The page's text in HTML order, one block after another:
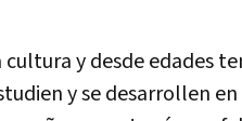
y desde edades
y se desarrollen